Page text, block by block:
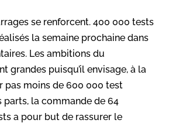
se renforcent. 400 000 tests
la semaine prochaine dans
Les ambitions du
grandes puisqu’il envisage, à la
pas moins de 600 000 test
parts, la commande de 64
a pour but de rassurer le